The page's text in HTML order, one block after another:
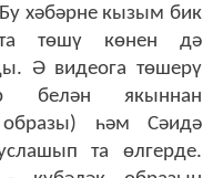
хәбәрне кызым бик
төшү көнен дә
Ә видеога төшерү
белән якыннан
һәм Сәидә
та өлгерде.